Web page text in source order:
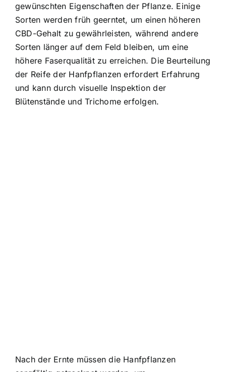
gewünschten Eigenschaften der Pflanze. Einige
Sorten werden früh geerntet, um einen höheren
CBD-Gehalt zu gewährleisten, während andere
Sorten länger auf dem Feld bleiben, um eine
höhere Faserqualität zu erreichen. Die Beurteilung
der Reife der Hanfpflanzen erfordert Erfahrung
und kann durch visuelle Inspektion der
Blütenstände und Trichome erfolgen.
Nach der Ernte müssen die Hanfpflanzen